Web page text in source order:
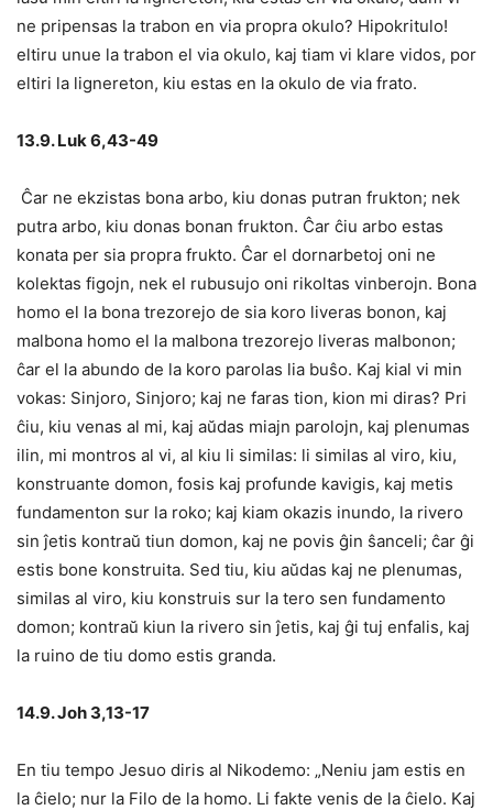
ne pripensas la trabon en via propra okulo? Hipokritulo!
eltiru unue la trabon el via okulo, kaj tiam vi klare vidos, por
eltiri la lignereton, kiu estas en la okulo de via frato.
13.9. Luk 6,43-49
Ĉar ne ekzistas bona arbo, kiu donas putran frukton; nek
putra arbo, kiu donas bonan frukton. Ĉar ĉiu arbo estas
konata per sia propra frukto. Ĉar el dornarbetoj oni ne
kolektas figojn, nek el rubusujo oni rikoltas vinberojn. Bona
homo el la bona trezorejo de sia koro liveras bonon, kaj
malbona homo el la malbona trezorejo liveras malbonon;
ĉar el la abundo de la koro parolas lia buŝo. Kaj kial vi min
vokas: Sinjoro, Sinjoro; kaj ne faras tion, kion mi diras? Pri
ĉiu, kiu venas al mi, kaj aŭdas miajn parolojn, kaj plenumas
ilin, mi montros al vi, al kiu li similas: li similas al viro, kiu,
konstruante domon, fosis kaj profunde kavigis, kaj metis
fundamenton sur la roko; kaj kiam okazis inundo, la rivero
sin ĵetis kontraŭ tiun domon, kaj ne povis ĝin ŝanceli; ĉar ĝi
estis bone konstruita. Sed tiu, kiu aŭdas kaj ne plenumas,
similas al viro, kiu konstruis sur la tero sen fundamento
domon; kontraŭ kiun la rivero sin ĵetis, kaj ĝi tuj enfalis, kaj
la ruino de tiu domo estis granda.
14.9. Joh 3,13-17
En tiu tempo Jesuo diris al Nikodemo: „Neniu jam estis en
la ĉielo; nur la Filo de la homo. Li fakte venis de la ĉielo. Kaj